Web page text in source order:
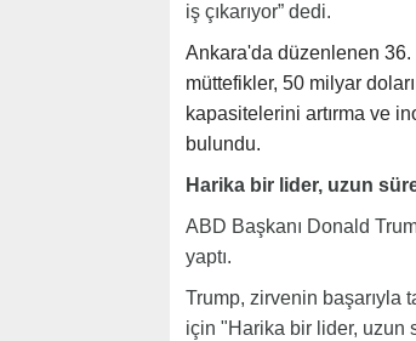
iş çıkarıyor” dedi.
Ankara'da düzenlenen
müttefikler, 50 milyar
kapasitelerini artırma ve
bulundu.
Harika bir lider, uzun
ABD Başkanı Donald
yaptı.
Trump, zirvenin başarıyla
için "Harika bir lider, uzun